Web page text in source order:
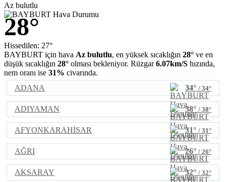
Az bulutlu
28°
Hissedilen: 27°
BAYBURT için hava Az bulutlu, en yüksek sıcaklığın 28° ve en
düşük sıcaklığın 28° olması bekleniyor. Rüzgar6.07km/S hızında,
nem oranı ise 31% civarında.
ADANA
34° / 34°
ADIYAMAN 38° / 38°
AFYONKARAHİSAR 31° / 31°
AĞRI 26° / 26°
AKSARAY 32° / 32°